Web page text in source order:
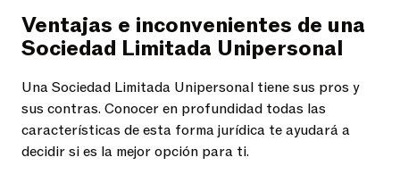
Ventajas e inconvenientes de una
Sociedad Limitada Unipersonal
Una Sociedad Limitada Unipersonal tiene sus pros y
sus contras. Conocer en profundidad todas las
características de esta forma jurídica te ayudará a
decidir si es la mejor opción para ti.